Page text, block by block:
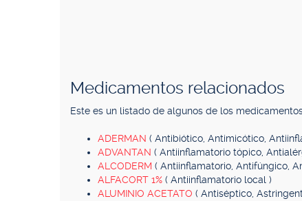
Medicamentos relacionados
Este es un listado de algunos de los
ADERMAN ( Antibiótico, Antimicótico,
ADVANTAN ( Antiinflamatorio tópico,
ALCODERM ( Antiinflamatorio, Antifúngico,
ALFACORT 1% ( Antiinflamatorio local )
ALUMINIO ACETATO ( Antiséptico,